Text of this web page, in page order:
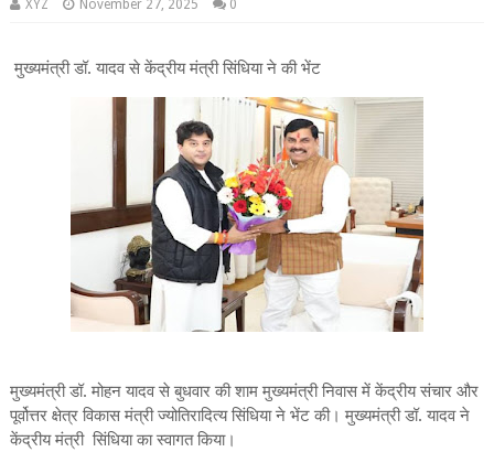
XYZ November 27, 2025 0
मुख्यमंत्री डॉ. यादव से केंद्रीय मंत्री सिंधिया ने की भेंट
मुख्यमंत्री डॉ. मोहन यादव से बुधवार की शाम मुख्यमंत्री निवास में केंद्रीय संचार और
पूर्वोत्तर क्षेत्र विकास मंत्री ज्योतिरादित्य सिंधिया ने भेंट की। मुख्यमंत्री डॉ. यादव ने
केंद्रीय मंत्री सिंधिया का स्वागत किया।